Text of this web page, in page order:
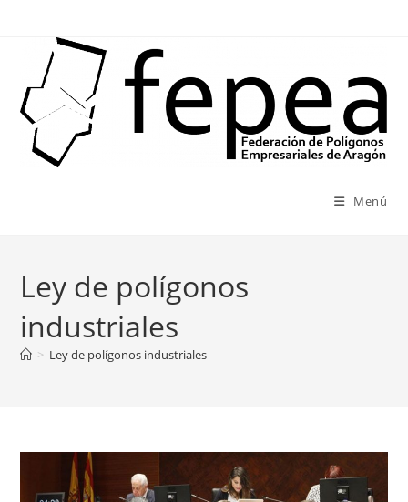
contenido
Menú
Ley de polígonos
industriales
> Ley de polígonos industriales